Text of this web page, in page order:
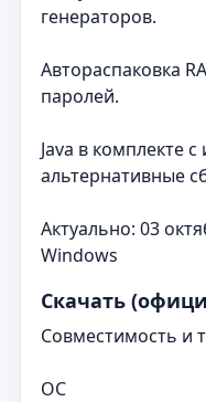
генераторов.
Автораспаковка
паролей.
Java в комплекте
альтернативные
Актуально: 03
Windows
Скачать
Совместимость и
ОС